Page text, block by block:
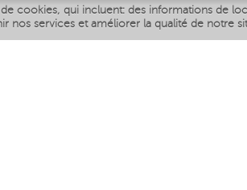
cookies, qui incluent: des informations de
nos services et améliorer la qualité de notre
intelligent
IQ Home